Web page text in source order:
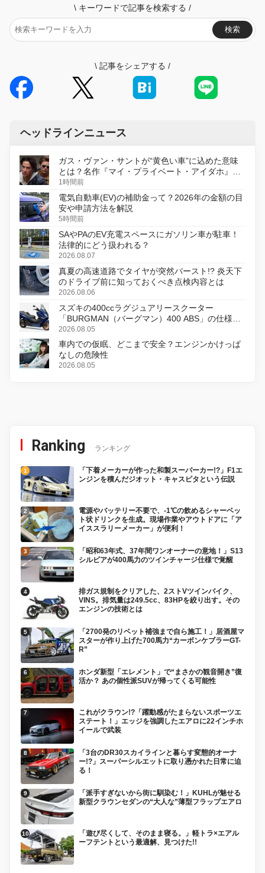
\ キーワードで記事を検索する /
検索
\ 記事をシェアする /
ヘッドラインニュース
ガス・ヴァン・サントが“黄色い車”に込めた意味
とは？名作『マイ・プライベート・アイダホ』が
初のデジタルリマスター版で復活
1時間前
電気自動車(EV)の補助金って？2026年の金額の目
安や申請方法を解説
5時間前
SAやPAのEV充電スペースにガソリン車が駐車！
法律的にどう扱われる？
2026.08.07
真夏の高速道路でタイヤが突然バースト!? 炎天下
のドライブ前に知っておくべき点検内容とは
2026.08.06
スズキの400ccラグジュアリースクーター
「BURGMAN（バーグマン）400 ABS」の仕様を
変更し、8月18日に発売
2026.08.05
車内での仮眠、どこまで安全？エンジンかけっぱ
なしの危険性
2026.08.05
Ranking ランキング
「下着メーカーが作った和製スーパーカー!?」F1エ
ンジンを積んだジオット・キャスピタという伝説
電源やバッテリー不要で、-1℃の飲めるシャーベッ
ト状ドリンクを生成。現場作業やアウトドアに「ア
イススラリーメーカー」が便利！
「昭和63年式、37年間ワンオーナーの意地！」S13
シルビアが400馬力のツインチャージ仕様で覚醒
排ガス規制をクリアした、2ストVツインバイク、
VINS。排気量は249.5cc、83HPを絞り出す。その
エンジンの技術とは
「2700発のリベット補強まで自ら施工！」居酒屋マ
スターが作り上げた700馬力“カーボンケブラーGT-
R”
ホンダ新型「エレメント」で“まさかの観音開き”復
活か？ あの個性派SUVが帰ってくる可能性
これがクラウン!?「躍動感がたまらないスポーツエ
ステート！」エッジを強調したエアロに22インチホ
イールで武装
「3台のDR30スカイラインと暮らす変態的オーナ
ー!?」スーパーシルエットに取り憑かれた日常に迫
る！
「派手すぎないから街に馴染む！」KUHLが魅せる
新型クラウンセダンの“大人な”薄型フラップエアロ
「遊び尽くして、そのまま寝る。」軽トラ×エアル
ーフテントという最適解、見つけた!!